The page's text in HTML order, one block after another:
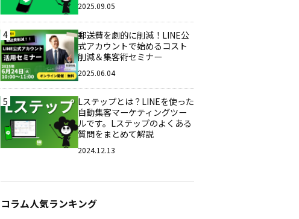
2025.09.05
4
郵送費を劇的に削減！LINE公
式アカウントで始めるコスト
削減＆集客術セミナー
2025.06.04
5
Lステップとは？LINEを使った
自動集客マーケティングツー
ルです。Lステップのよくある
質問をまとめて解説
2024.12.13
コラム人気ランキング